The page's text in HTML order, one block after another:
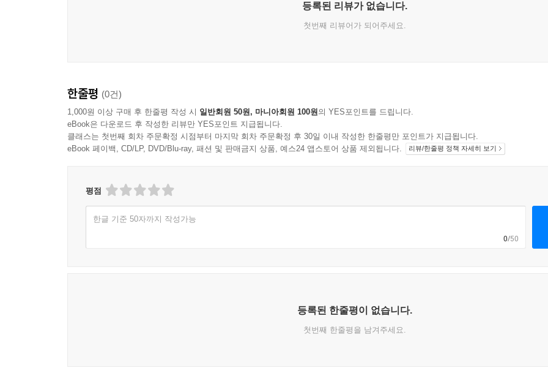
등록된 리뷰가 없습니다.
첫번째 리뷰어가 되어주세요.
한줄평 (0건)
1,000원 이상 구매 후 한줄평 작성 시 일반회원 50원, 마니아회원 100원의 YES포인트를 드립니다.
eBook은 다운로드 후 작성한 리뷰만 YES포인트 지급됩니다.
클래스는 첫번째 회차 주문확정 시점부터 마지막 회차 주문확정 후 30일 이내 작성한 한줄평만 포인트가 지급됩니다.
eBook 페이백, CD/LP, DVD/Blu-ray, 패션 및 판매금지 상품, 예스24 앱스토어 상품 제외됩니다.
리뷰/한줄평 정책 자세히 보기
평점
한글 기준 50자까지 작성가능
0/50
등록된 한줄평이 없습니다.
첫번째 한줄평을 남겨주세요.